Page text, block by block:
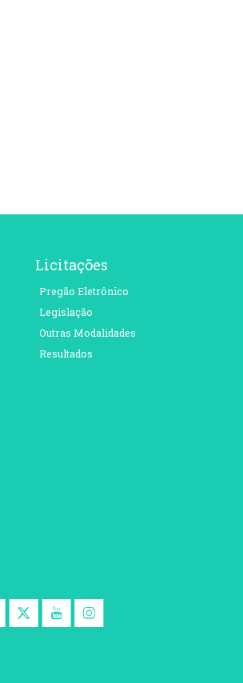
Licitações
Pregão Eletrônico
Legislação
Outras Modalidades
Resultados